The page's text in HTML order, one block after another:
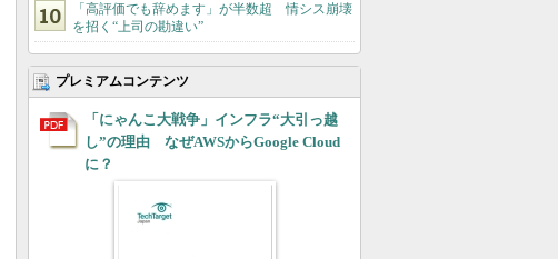
「高評価でも辞めます」が半数超 情シス崩壊
を招く“上司の勘違い”
プレミアムコンテンツ
「にゃんこ大戦争」インフラ“大引っ越
し”の理由 なぜAWSからGoogle Cloud
に？